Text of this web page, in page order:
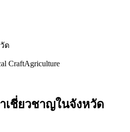
ด
CraftAgriculture
เชี่ยวชาญในจังหวัด